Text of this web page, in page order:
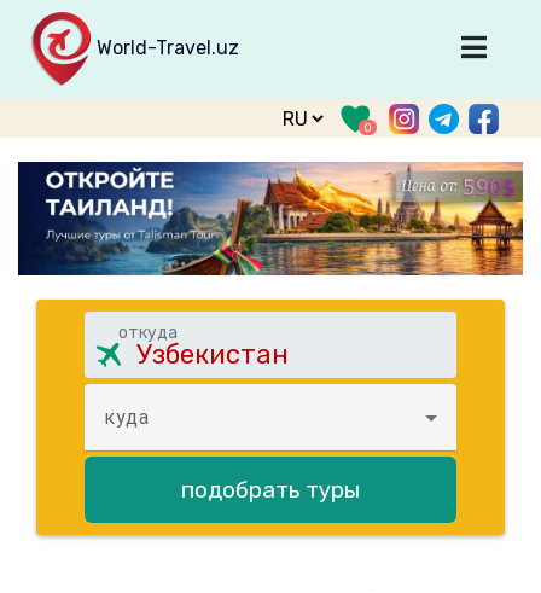
World-Travel.uz
Главная
Направления
Туры
Тур. фирмы
Табло прилета
О проекте
0
откуда
куда
подобрать туры